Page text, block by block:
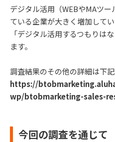
デジタル活用（WEBやMAツ
ている企業が大きく増加して
「デジタル活用するつもりは
ます。
調査結果のその他の詳細は下
https://
wp/btobmarketing-sales-
今回の調査を通じて